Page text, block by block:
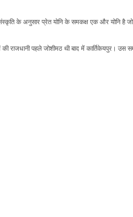
संस्कृति के अनुसार प्रेत योनि के समकक्ष एक और योनि है
राजधानी पहले जोशीमठ थी बाद में कार्तिकेयपुर। उस